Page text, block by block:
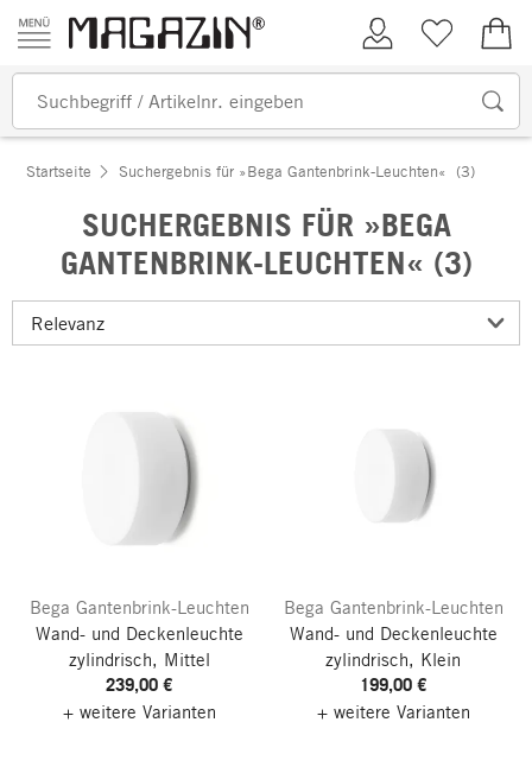
Zum Inhalt springen
Kundenkonto
Merkliste
Startseite Suchergebnis für »Bega Gantenbrink-Leuchten« (3)
SUCHERGEBNIS FÜR »BEGA
GANTENBRINK-LEUCHTEN« (3)
Bega Gantenbrink-Leuchten
Wand- und Deckenleuchte
zylindrisch, Mittel
239,00 €
+ weitere Varianten
Bega Gantenbrink-Leuchten
Wand- und Deckenleuchte
zylindrisch, Klein
199,00 €
+ weitere Varianten